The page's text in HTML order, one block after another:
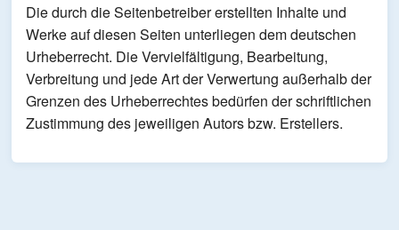
Die durch die Seitenbetreiber erstellten Inhalte und
Werke auf diesen Seiten unterliegen dem deutschen
Urheberrecht. Die Vervielfältigung, Bearbeitung,
Verbreitung und jede Art der Verwertung außerhalb der
Grenzen des Urheberrechtes bedürfen der schriftlichen
Zustimmung des jeweiligen Autors bzw. Erstellers.